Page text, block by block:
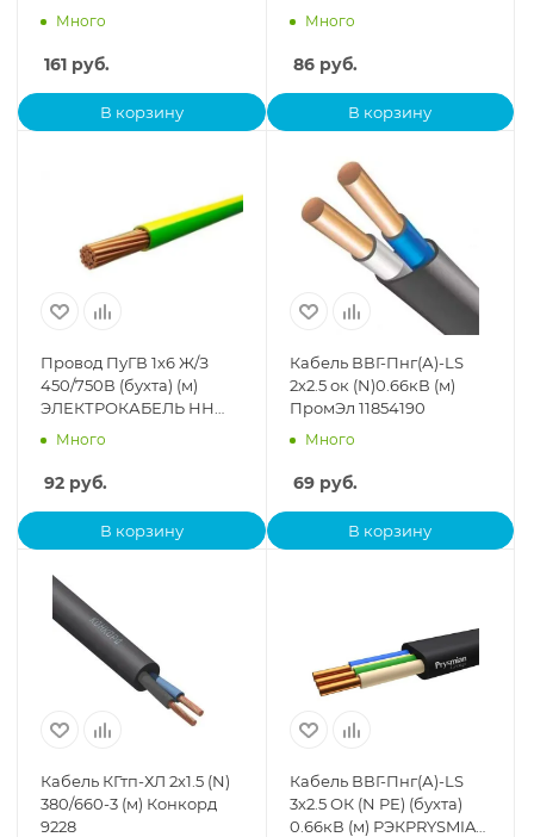
Много
161 руб.
В корзину
Много
86руб.
В корзину
Провод ПуГВ 1х6 Ж/З
450/750В (бухта) (м)
ЭЛЕКТРОКАБЕЛЬ НН
00-00007450
Много
92 руб.
В корзину
Кабель ВВГ-Пнг(А)-LS
2х2.5 ок (N)0.66кВ (м)
ПромЭл 11854190
Много
69руб.
В корзину
Кабель КГтп-ХЛ 2х1.5 (N)
380/660-3 (м) Конкорд
9228
Кабель ВВГ-Пнг(А)-LS
3х2.5 ОК (N PE) (бухта)
0.66кВ (м) РЭКPRYSMIAN